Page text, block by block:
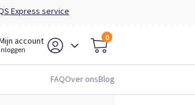
Express service
account
Inloggen
0
FAQOver onsBlog